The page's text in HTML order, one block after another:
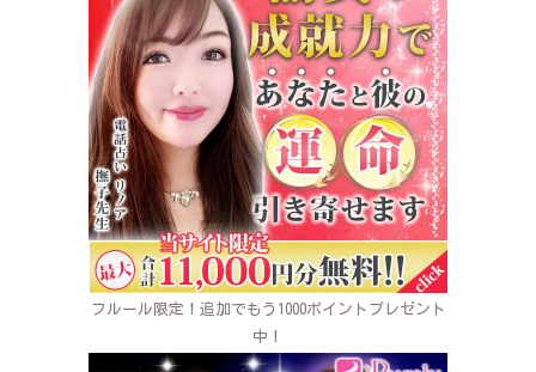
フルール限定！追加でもう1000ポイントプレゼント
中！